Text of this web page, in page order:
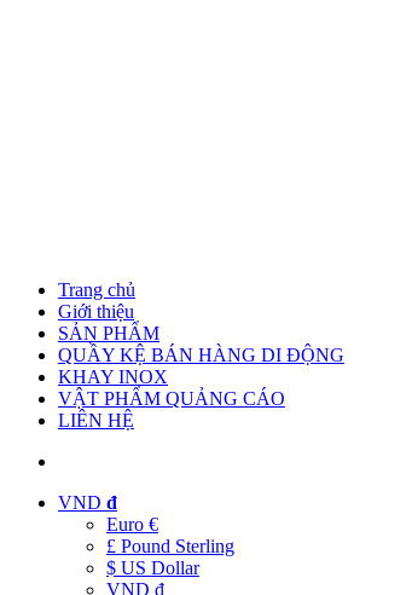
Trang chủ
Giới thiệu
SẢN PHẨM
QUẦY KỆ BÁN HÀNG DI ĐỘNG
KHAY INOX
VẬT PHẨM QUẢNG CÁO
LIÊN HỆ
VND đ
Euro €
£ Pound Sterling
$ US Dollar
VND đ